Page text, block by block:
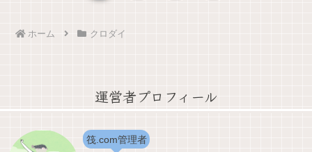
ホーム クロダイ
運営者プロフィール
筏.com管理者